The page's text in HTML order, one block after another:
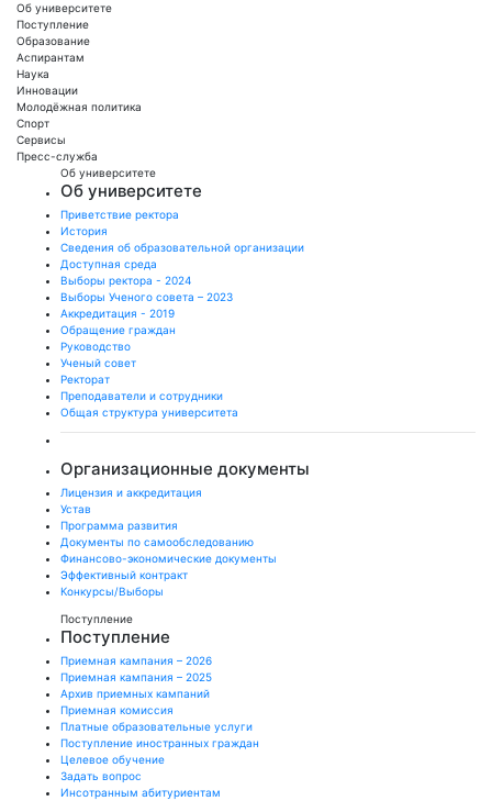
Об университете
Поступление
Образование
Аспирантам
Наука
Инновации
Молодёжная политика
Спорт
Сервисы
Пресс-служба
Об университете
Об университете
Приветствие ректора
История
Сведения об образовательной организации
Доступная среда
Выборы ректора - 2024
Выборы Ученого совета – 2023
Аккредитация - 2019
Обращение граждан
Руководство
Ученый совет
Ректорат
Преподаватели и сотрудники
Общая структура университета
Организационные документы
Лицензия и аккредитация
Устав
Программа развития
Документы по самообследованию
Финансово-экономические документы
Эффективный контракт
Конкурсы/Выборы
Поступление
Поступление
Приемная кампания – 2026
Приемная кампания – 2025
Архив приемных кампаний
Приемная комиссия
Платные образовательные услуги
Поступление иностранных граждан
Целевое обучение
Задать вопрос
Инсотранным абитуриентам